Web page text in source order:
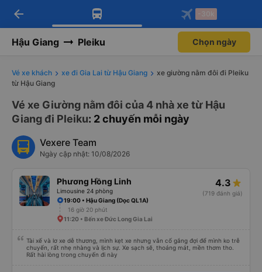
Tải app Vexere ngay!
Nhận ưu đãi thành viên độc
Mở app
Tải app Vexere
-30k/ghế khi đặt vé máy bay qua
Mở app
arrow_back -30k
Hậu Giang Pleiku Chọn ngày
Vé xe khách xe đi Gia Lai từ Hậu Giang
xe giường nằm đôi đi Pleiku
từ Hậu Giang
Vé xe Giường nằm đôi của 4 nhà xe từ Hậu
Giang đi Pleiku: 2 chuyến mỗi ngày
Vexere Team
Ngày cập nhật: 10/08/2026
Phương Hồng Linh
Limousine 24 phòng
4.3
(719 đánh giá)
19:00 • Hậu Giang (Dọc QL1A)
16 giờ 20 phút
11:20 • Bến xe Đức Long Gia Lai
Tài xế và lơ xe dễ thương, mình kẹt xe nhưng vẫn cố gắng đợi để mình ko trễ
chuyến, rất nhẹ nhàng và lịch sự. Xe sạch sẽ, thoáng mát, mền thơm tho.
Rất hài lòng trong chuyến đi này